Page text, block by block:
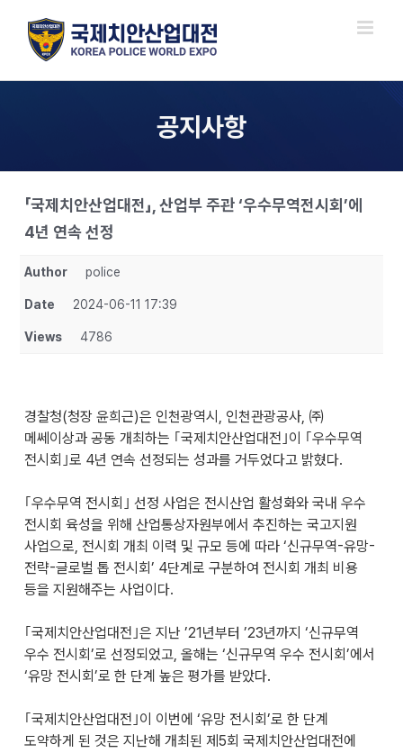
content
공지사항
「국제치안산업대전」, 산업부 주관 ‘우수무역전시회’에
4년 연속 선정
Author police
Date 2024-06-11 17:39
Views 4786
경찰청(청장 윤희근)은 인천광역시, 인천관광공사, ㈜
메쎄이상과 공동 개최하는 ｢국제치안산업대전｣이 ｢우수무역
전시회｣로 4년 연속 선정되는 성과를 거두었다고 밝혔다.
｢우수무역 전시회｣ 선정 사업은 전시산업 활성화와 국내 우수
전시회 육성을 위해 산업통상자원부에서 추진하는 국고지원
사업으로, 전시회 개최 이력 및 규모 등에 따라 ‘신규무역-유망-
전략-글로벌 톱 전시회’ 4단계로 구분하여 전시회 개최 비용
등을 지원해주는 사업이다.
｢국제치안산업대전｣은 지난 ’21년부터 ’23년까지 ‘신규무역
우수 전시회’로 선정되었고, 올해는 ‘신규무역 우수 전시회’에서
‘유망 전시회’로 한 단계 높은 평가를 받았다.
｢국제치안산업대전｣이 이번에 ‘유망 전시회’로 한 단계
도약하게 된 것은 지난해 개최된 제5회 국제치안산업대전에